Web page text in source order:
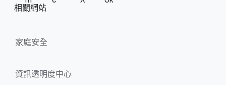
l
d
e
相關​網站
家​庭​安全
資訊​透明度​中心